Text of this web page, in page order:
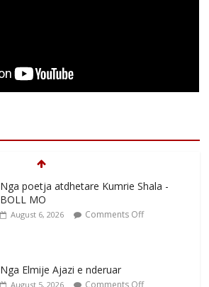
Nga poetja atdhetare Kumrie Shala -
BOLL MO
August 6, 2026 Comments Off
Nga Elmije Ajazi e nderuar
August 5, 2026